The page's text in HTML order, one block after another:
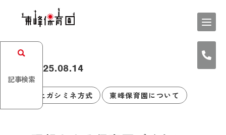
記事検索
2025.08.14
ヒガシミネ方式 東峰保育園について